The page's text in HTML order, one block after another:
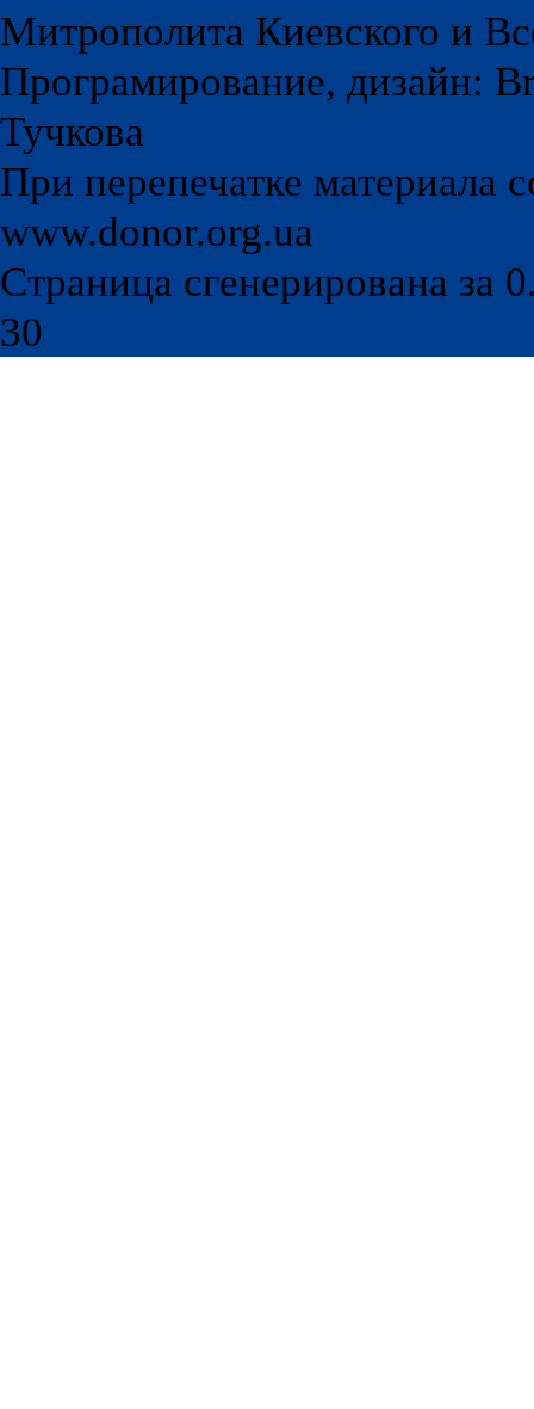
Митрополита Киевского и
Програмирование, дизайн:
Тучкова
При перепечатке материала
www.donor.org.ua
Страница сгенерирована за
30